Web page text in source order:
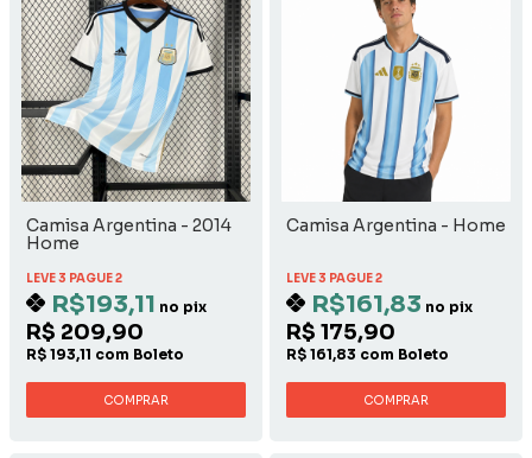
Camisa Argentina - 2014
Home
LEVE 3 PAGUE 2
R$193,11 no pix
R$ 209,90
R$ 193,11 com Boleto
COMPRAR
Camisa Argentina - Home
LEVE 3 PAGUE 2
R$161,83 no pix
R$ 175,90
R$ 161,83 com Boleto
COMPRAR